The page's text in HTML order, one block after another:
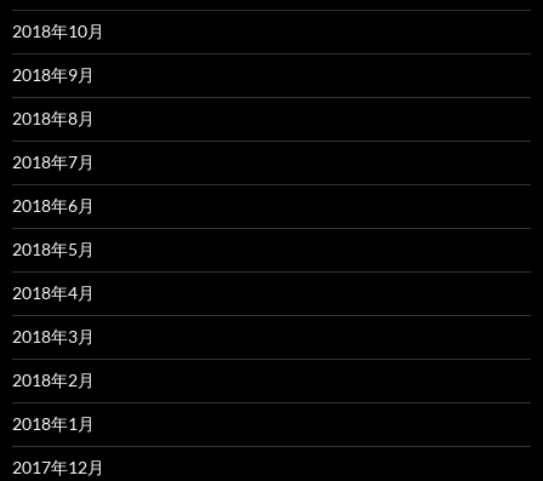
2018年10月
2018年9月
2018年8月
2018年7月
2018年6月
2018年5月
2018年4月
2018年3月
2018年2月
2018年1月
2017年12月